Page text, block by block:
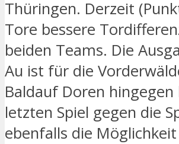
Thüringen. Derzeit
Tore bessere
beiden Teams. Die
Au ist für die
Baldauf Doren
letzten Spiel gegen die
ebenfalls die